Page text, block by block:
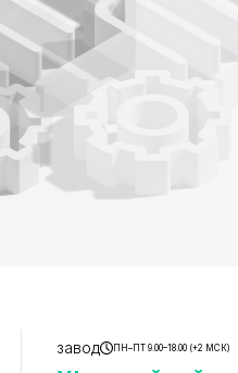
завод ПН–ПТ 9.00–18.00 (+2 МСК)